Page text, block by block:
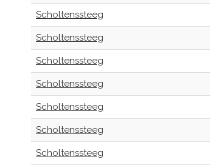
Scholtenssteeg
Scholtenssteeg
Scholtenssteeg
Scholtenssteeg
Scholtenssteeg
Scholtenssteeg
Scholtenssteeg